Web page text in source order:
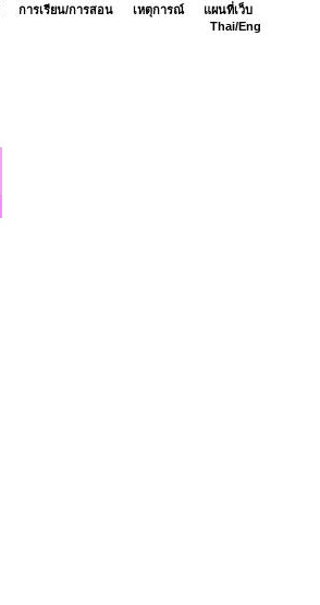
การเรียน/การสอน เหตุการณ์
แผนที่เว็บ
Thai/Eng